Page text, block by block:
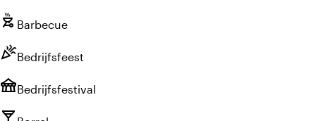
outdoor_grill Barbecue
celebrationBedrijfsfeest
festivalBedrijfsfestival